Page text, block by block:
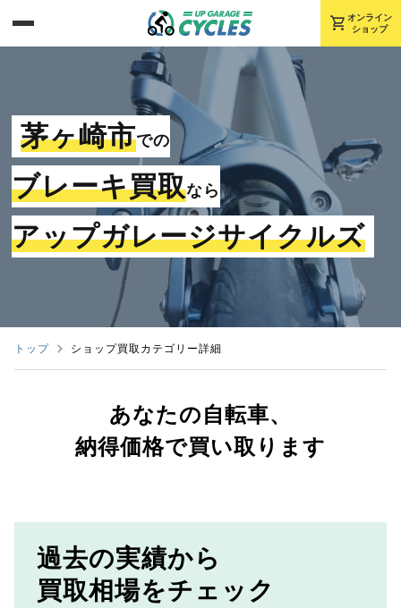
shopping_cart オンライン
ショップ
茅ヶ崎市での
ブレーキ買取なら
アップガレージサイクルズ
トップ ショップ買取カテゴリー詳細
あなたの自転車、
納得価格で買い取ります
過去の実績から
買取相場をチェック